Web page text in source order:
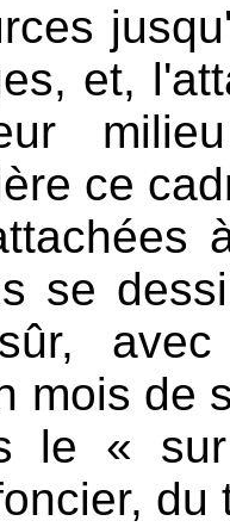
et,
ce
se
mois de
le «
du